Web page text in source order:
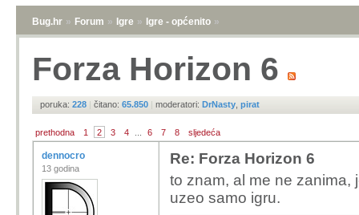
Bug.hr » Forum » Igre » Igre - općenito »
Forza Horizon 6
poruka: 228 | čitano: 65.850 | moderatori: DrNasty pirat
prethodna 1 2 3 4 6 7 8 sljedeća
dennocro
13 godina
Re: Forza Horizon 6
to znam, al me ne zanima,
uzeo samo igru.